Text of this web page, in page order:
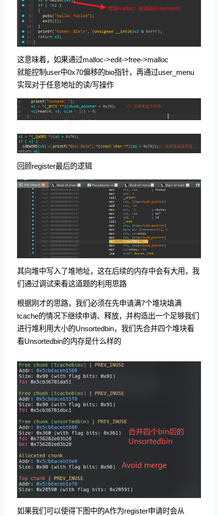
这意味着，如果通过malloc->edit->free->malloc
就能控制user中0x70偏移的bio指针，再通过user_menu
实现对于任意地址的读/写操作
回顾register最后的逻辑
其向堆中写入了堆地址，这在后续的内存中会有大用，我
们通过调试来看这道题的利用思路
根据刚才的思路，我们必须在先申请满7个堆块填满
tcache的情况下继续申请、释放，并构造出一个足够我们
进行堆利用大小的Unsortedbin，我们先合并四个堆块看
看Unsortedbin的内存是什么样的
如果我们可以使得下图中的A作为register申请时会从